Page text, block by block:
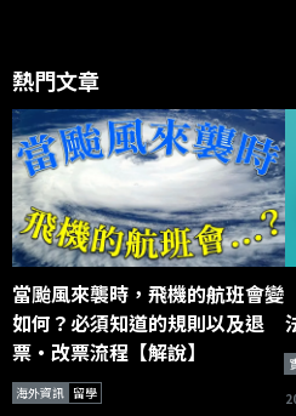
熱門文章
當颱風來襲時，飛機的航班會變
如何？必須知道的規則以及退
票・改票流程【解說】
海外資訊 留學